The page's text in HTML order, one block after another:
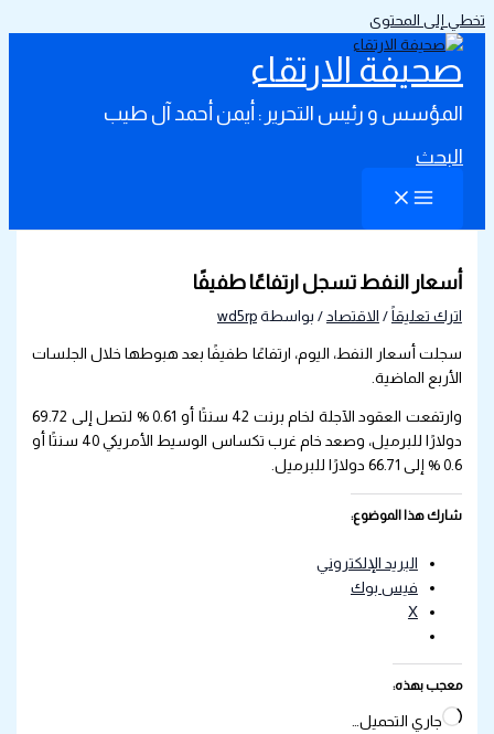
تخطي إلى المحتوى
صحيفة الارتقاء
المؤسس و رئيس التحرير : أيمن أحمد آل طيب
البحث
أسعار النفط تسجل ارتفاعًا طفيفًا
اترك تعليقاً / الاقتصاد / بواسطة wd5rp
سجلت أسعار النفط، اليوم، ارتفاعًا طفيفًا بعد هبوطها خلال الجلسات
الأربع الماضية.
وارتفعت العقود الآجلة لخام برنت 42 سنتًا أو 0.61 % لتصل إلى 69.72
دولارًا للبرميل، وصعد خام غرب تكساس الوسيط الأمريكي 40 سنتًا أو
0.6 % إلى 66.71 دولارًا للبرميل.
شارك هذا الموضوع:
البريد الإلكتروني
فيس بوك
X
معجب بهذه:
جاري التحميل…